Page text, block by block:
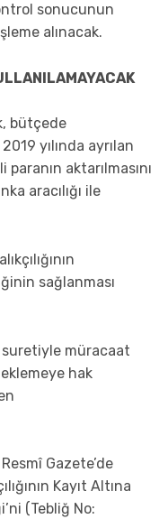
sonucunun
alınacak.
bütçede
yılında ayrılan
aktarılmasını
aracılığı ile
sağlanması
müracaat
hak
Gazete’de
Kayıt Altına
(Tebliğ No: